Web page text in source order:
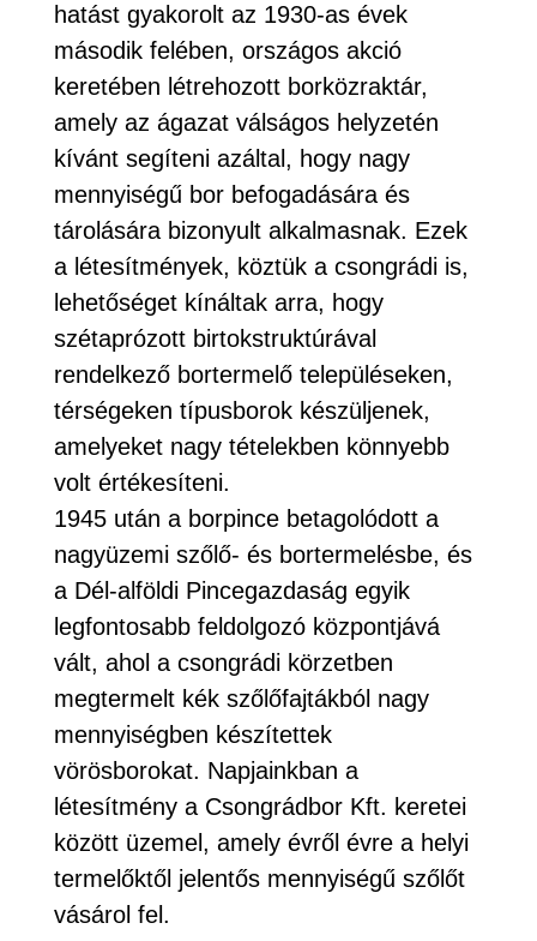
hatást gyakorolt az 1930-as évek
második felében, országos akció
keretében létrehozott borközraktár,
amely az ágazat válságos helyzetén
kívánt segíteni azáltal, hogy nagy
mennyiségű bor befogadására és
tárolására bizonyult alkalmasnak. Ezek
a létesítmények, köztük a csongrádi is,
lehetőséget kínáltak arra, hogy
szétaprózott birtokstruktúrával
rendelkező bortermelő településeken,
térségeken típusborok készüljenek,
amelyeket nagy tételekben könnyebb
volt értékesíteni.
1945 után a borpince betagolódott a
nagyüzemi szőlő- és bortermelésbe, és
a Dél-alföldi Pincegazdaság egyik
legfontosabb feldolgozó központjává
vált, ahol a csongrádi körzetben
megtermelt kék szőlőfajtákból nagy
mennyiségben készítettek
vörösborokat. Napjainkban a
létesítmény a Csongrádbor Kft. keretei
között üzemel, amely évről évre a helyi
termelőktől jelentős mennyiségű szőlőt
vásárol fel.